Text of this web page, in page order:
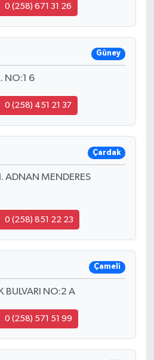
0 (258) 671 31 26
Güney
NO:1 6
0 (258) 451 21 37
Çardak
ADNAN MENDERES
0 (258) 851 22 23
Çameli
BULVARI NO:2 A
0 (258) 571 51 99